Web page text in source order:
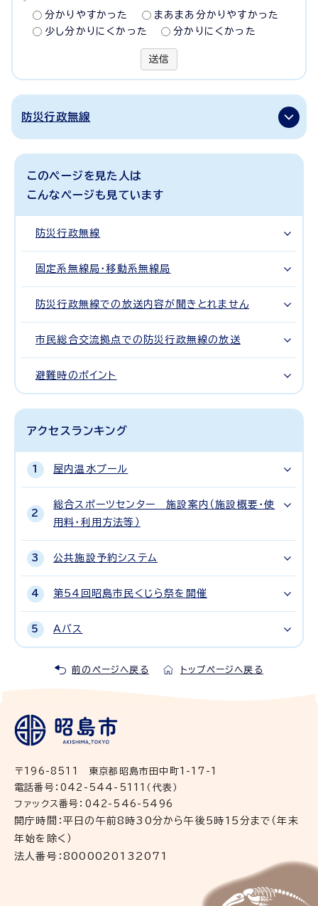
分かりやすかった
まあまあ分かりやすかった
少し分かりにくかった
分かりにくかった
送信
防災行政無線
このページを見た人は
こんなページも見ています
防災行政無線
固定系無線局・移動系無線局
防災行政無線での放送内容が聞きとれません
市民総合交流拠点での防災行政無線の放送
避難時のポイント
アクセスランキング
屋内温水プール
総合スポーツセンター 施設案内（施設概要・使
用料・利用方法等）
公共施設予約システム
第54回昭島市民くじら祭を開催
Aバス
前のページへ戻る トップページへ戻る
〒196-8511 東京都昭島市田中町1-17-1
電話番号：042-544-5111（代表）
ファックス番号：042-546-5496
開庁時間：平日の午前8時30分から午後5時15分まで（年末
年始を除く）
法人番号：8000020132071